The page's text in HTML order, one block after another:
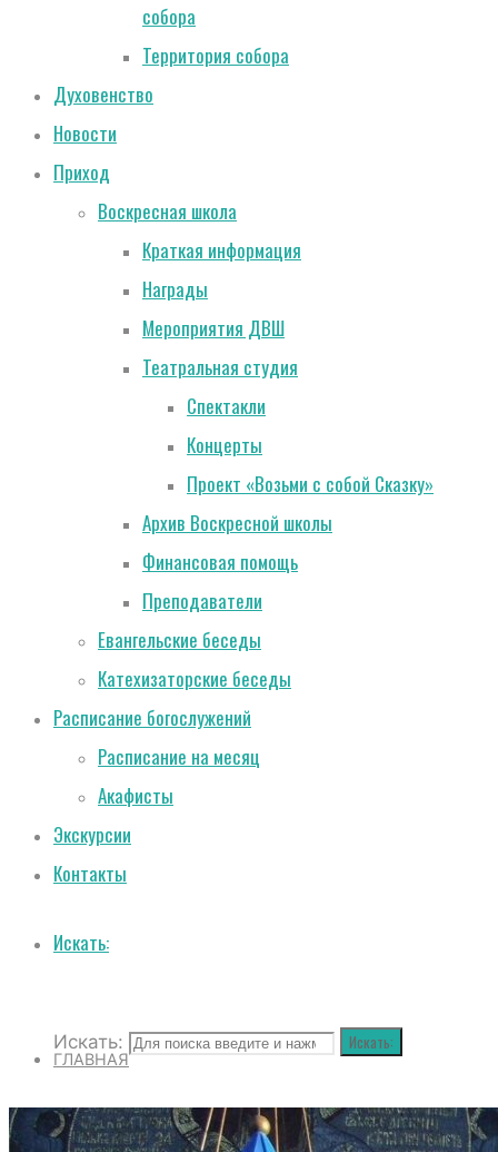
собора
Территория собора
Духовенство
Новости
Приход
Воскресная школа
Краткая информация
Награды
Мероприятия ДВШ
Театральная студия
Спектакли
Концерты
Проект «Возьми с собой Сказку»
Архив Воскресной школы
Финансовая помощь
Преподаватели
Евангельские беседы
Катехизаторские беседы
Расписание богослужений
Расписание на месяц
Акафисты
Экскурсии
Контакты
Искать:
Искать: Искать:
ГЛАВНАЯ